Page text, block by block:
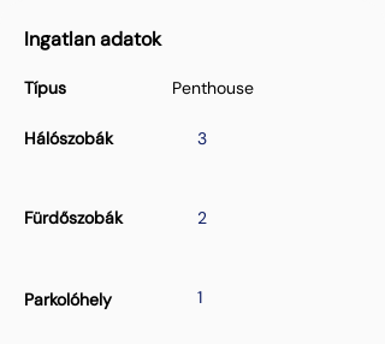
Ingatlan adatok
Típus
Hálószobák
Penthouse
3
Fürdőszobák 2
Parkolóhely 1